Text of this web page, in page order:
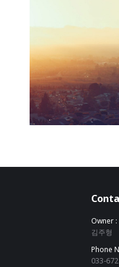
Owner :
김주형
Phone
033-